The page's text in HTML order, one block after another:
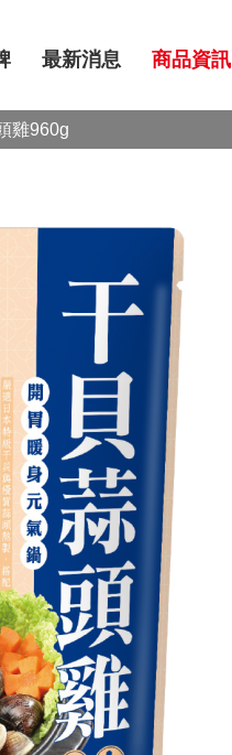
最新消息 商品資訊
雞960g